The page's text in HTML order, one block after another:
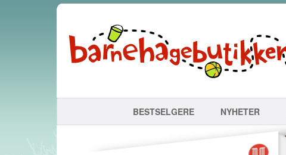
BESTSELGERE NYHETER